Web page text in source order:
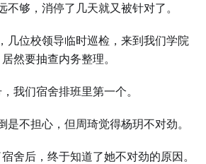
不够，消停了几天就又被针对了。
几位校领导临时巡检，来到我们学院
然要抽查内务整理。
我们宿舍排班里第一个。
是不担心，但周琦觉得杨玥不对劲。
舍后，终于知道了她不对劲的原因。